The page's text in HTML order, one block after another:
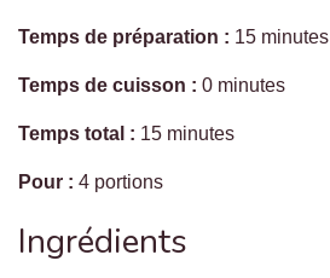
Temps de préparation : 15 minutes
Temps de cuisson : 0 minutes
Temps total : 15 minutes
Pour : 4 portions
Ingrédients